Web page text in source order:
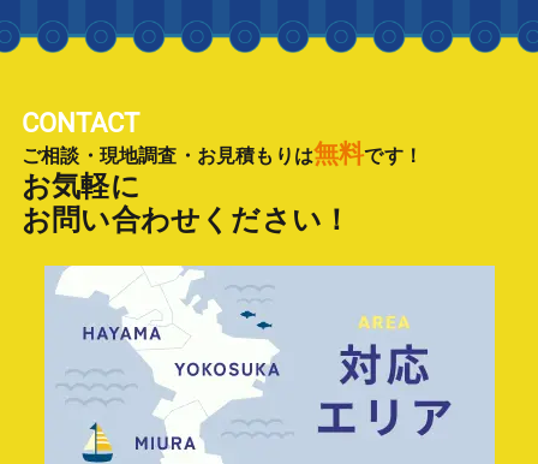
CONTACT
ご相談・現地調査・お見積もりは無料です！
お気軽に
お問い合わせください！